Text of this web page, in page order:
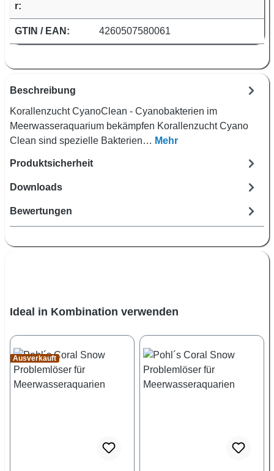
r:
GTIN / EAN: 4260507580061
Beschreibung
Korallenzucht CyanoClean - Cyanobakterien im
Meerwasseraquarium bekämpfen Korallenzucht Cyano
Clean sind spezielle Bakterien… Mehr
Produktsicherheit
Downloads
Bewertungen
Produktgalerie überspringen
Ideal in Kombination verwenden
Ausverkauft